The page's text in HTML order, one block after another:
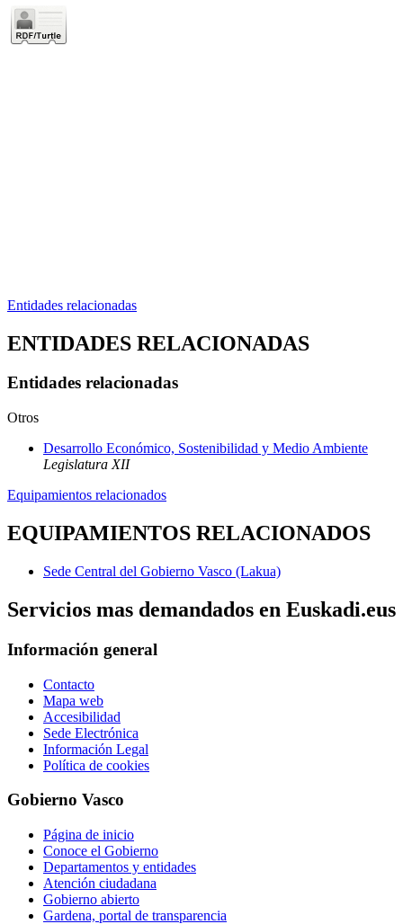
Entidades relacionadas
ENTIDADES RELACIONADAS
Entidades relacionadas
Otros
Desarrollo Económico, Sostenibilidad y Medio Ambiente
Legislatura XII
Equipamientos relacionados
EQUIPAMIENTOS RELACIONADOS
Sede Central del Gobierno Vasco (Lakua)
Servicios mas demandados en Euskadi.eus
Información general
Contacto
Mapa web
Accesibilidad
Sede Electrónica
Información Legal
Política de cookies
Gobierno Vasco
Página de inicio
Conoce el Gobierno
Departamentos y entidades
Atención ciudadana
Gobierno abierto
Gardena, portal de transparencia